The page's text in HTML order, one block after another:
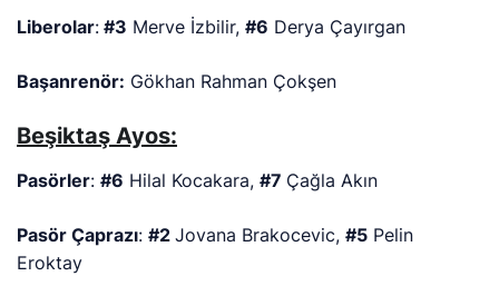
Liberolar: #3 Merve İzbilir,#6 Derya Çayırgan
Başanrenör: Gökhan Rahman Çokşen
Beşiktaş Ayos:
Pasörler:#6 Hilal Kocakara,#7 Çağla Akın
Pasör Çaprazı:#2Jovana Brakocevic,#5 Pelin
Eroktay